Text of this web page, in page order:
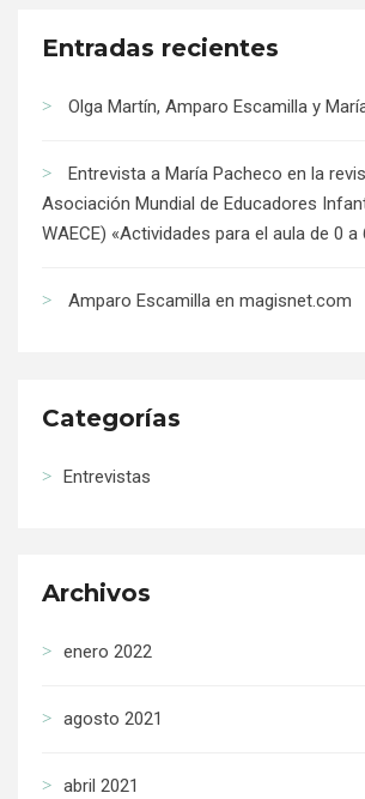
Entradas recientes
Olga Martín, Amparo Escamilla y
Entrevista a María Pacheco en la
Asociación Mundial de Educadores
WAECE) «Actividades para el aula de 0 a
Amparo Escamilla en magisnet.com
Categorías
Entrevistas
Archivos
enero 2022
agosto 2021
abril 2021